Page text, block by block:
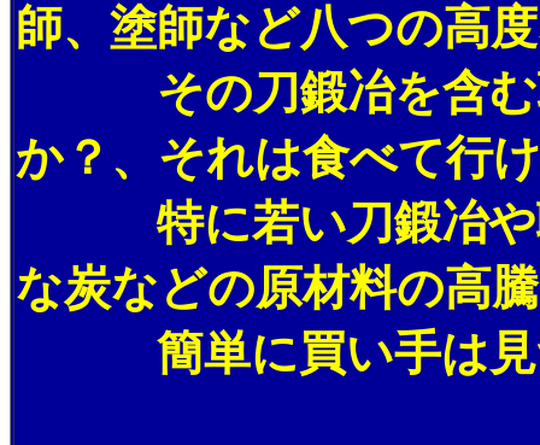
師、塗師など八つの高
その刀鍛冶を含む職
か？、それは食べて行
特に若い刀鍛冶や職
な炭などの原材料の高
簡単に買い手は見